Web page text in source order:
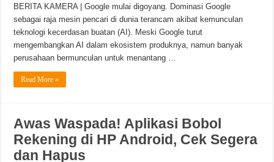
BERITA KAMERA | Google mulai digoyang. Dominasi Google
sebagai raja mesin pencari di dunia terancam akibat kemunculan
teknologi kecerdasan buatan (AI). Meski Google turut
mengembangkan AI dalam ekosistem produknya, namun banyak
perusahaan bermunculan untuk menantang …
Read More »
Awas Waspada! Aplikasi Bobol
Rekening di HP Android, Cek Segera
dan Hapus